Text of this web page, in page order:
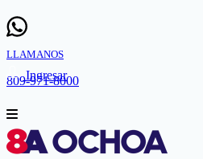
LLAMANOS
809-971-8000
Ingresar